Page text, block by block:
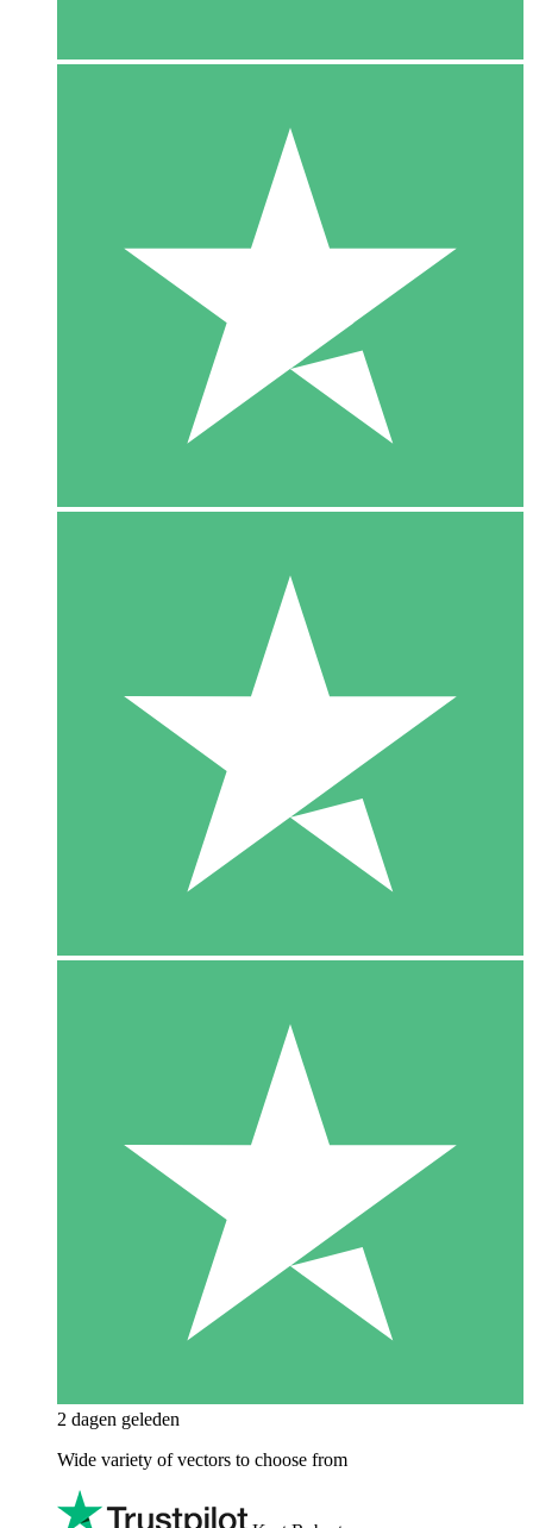
2 dagen geleden
Wide variety of vectors to choose from